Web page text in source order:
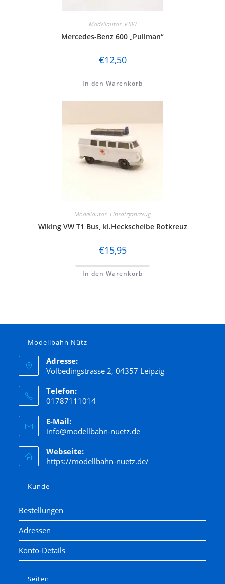
Modellautos, PKW
Mercedes-Benz 600 „Pullman“
€12,50
In den Warenkorb
Modellautos, Einsatzfahrzeug
Wiking VW T1 Bus, kl.Heckscheibe Rotkreuz
€15,95
In den Warenkorb
Modellbahn Nütz
Adresse:
Volbedingstrasse 2, 04357 Leipzig
Telefon:
01787111014
E-Mail:
info@modellbahn-nuetz.de
Webseite:
https://modellbahn-nuetz.de/
Kunde
Bestellungen
Adressen
Konto-Details
Seiten